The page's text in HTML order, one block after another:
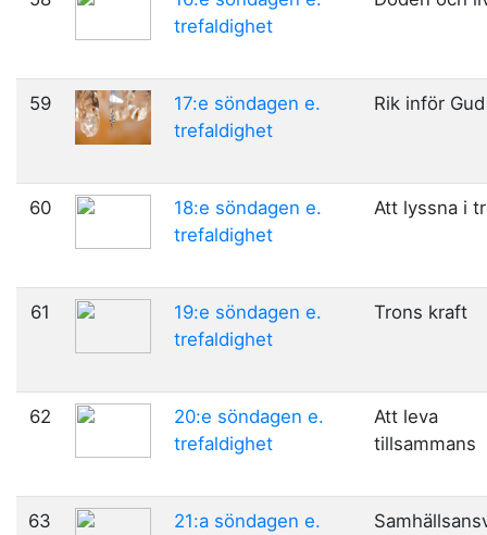
trefaldighet
59
17:e söndagen e.
trefaldighet
Rik inför Gud
60
18:e söndagen e.
trefaldighet
Att lyssna i
61
19:e söndagen e.
trefaldighet
Trons kraft
62
20:e söndagen e.
trefaldighet
Att leva
tillsammans
63
21:a söndagen e.